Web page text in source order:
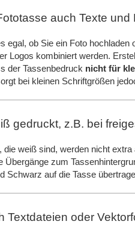
auch Texte und
egal, ob Sie ein Foto
Logos kombiniert werden.
der Tassenbedruck nicht für
bei kleinen Schriftgrößen
gedruckt, z.B. bei
die weiß sind, werden nicht
Übergänge zum
Schwarz auf die Tasse
Textdateien oder